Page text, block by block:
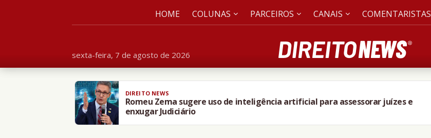
sexta-feira, 7 de agosto de 2026
HOME COLUNAS PARCEIROS CANAIS COMENTARISTAS
DIREITO NEWS
Romeu Zema sugere uso de inteligência artificial para assessorar juízes e
enxugar Judiciário